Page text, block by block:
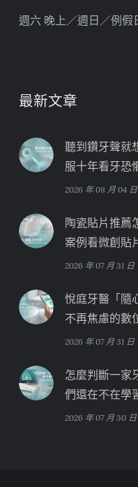
週六 晚上／週日／例假
最新文章
聽到鑽牙聲就
服十年看牙恐
2026 年 08 月 04 日
陶瓷貼片推薦
案例看微創貼
2026 年 07 月 31 日
悅庭牙醫「隨
不再焦慮的數
2026 年 07 月 31 日
怎麼判斷一家
們還在不在學
2026 年 07 月 30 日